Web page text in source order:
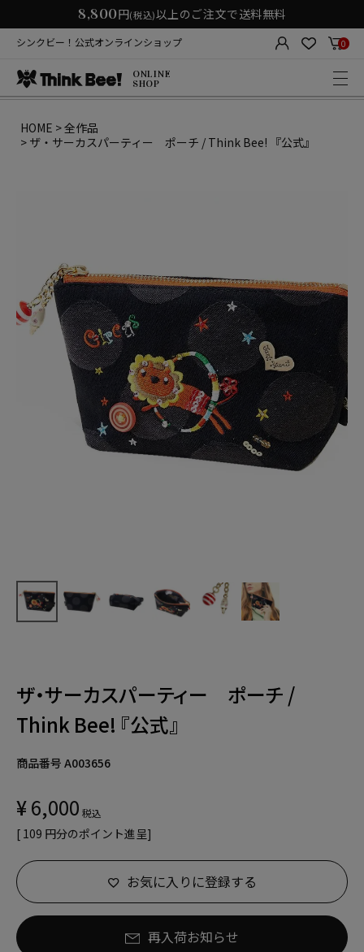
8,800円(税込)以上のご注文で送料無料
シンクビー！公式オンラインショップ 0
ONLINE
SHOP
HOME
全作品
ザ・サーカスパーティー ポーチ / Think Bee! 『公式』
ザ・サーカスパーティー ポーチ /
Think Bee! 『公式』
商品番号 A003656
¥6,000 税込
[ 109 円分のポイント進呈]
お気に入りに登録する
再入荷お知らせ